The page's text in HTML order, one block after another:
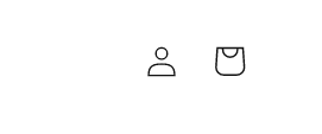
InloggenWinkelwagen